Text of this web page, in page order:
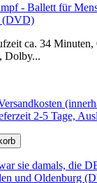
- Ballett für
(DVD)
ca. 34 Minuten,
Dolby...
2-5 Tage,